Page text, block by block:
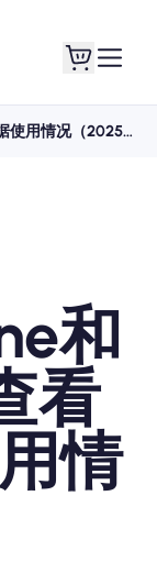
如何在iPhone和Android上查看漫游数据使用情况（2025）
和
看
情